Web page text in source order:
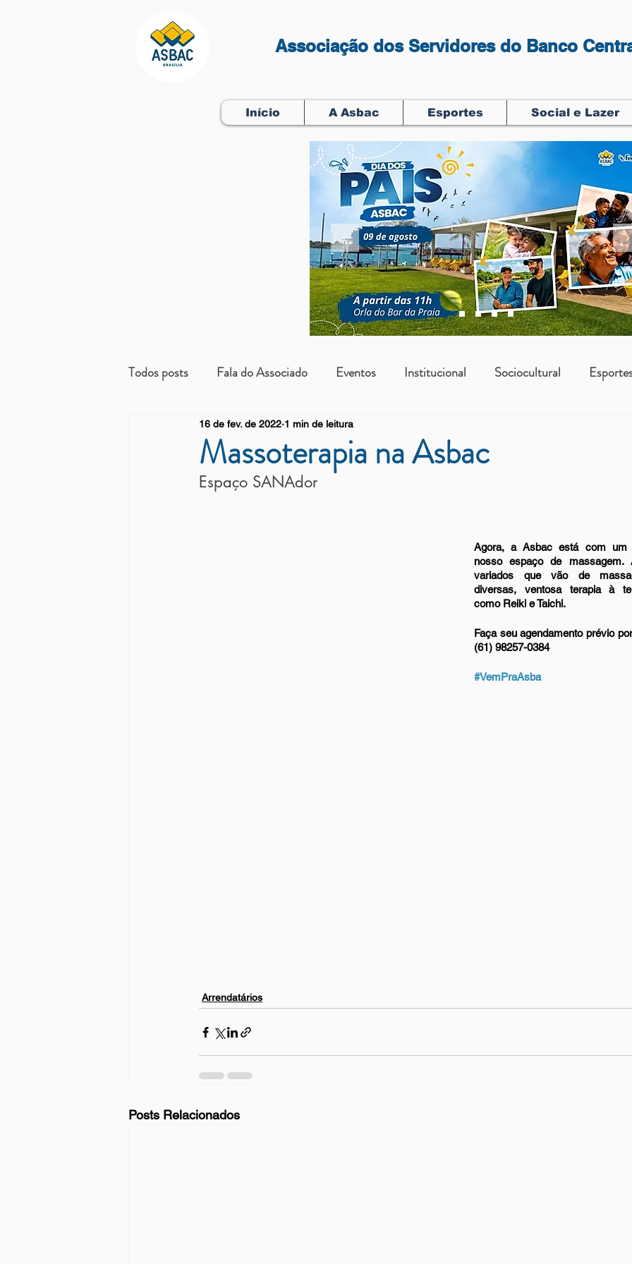
Associação dos Servidores do Banco
Início A Asbac Esportes Social e Lazer
Todos posts Fala do Associado Eventos Institucional Sociocultural
Beneficientes Arrendatários Vantagens Asbac
Massoterapia na Asbac
16 de fev. de 2022 1 min de leitura
Espaço SANAdor
Agora, a Asbac está com um
nosso espaço de massagem.
variados que vão de
diversas, ventosa terapia à
como Reiki e Taichi.
Faça seu agendamento prévio
(61) 98257-0384
#VemPraAsba
Arrendatários
Posts Relacionados